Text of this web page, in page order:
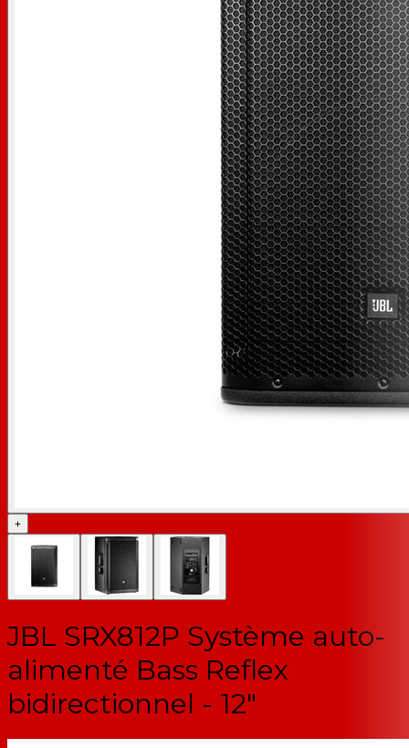
+
JBL SRX812P Système auto-
alimenté Bass Reflex
bidirectionnel - 12"